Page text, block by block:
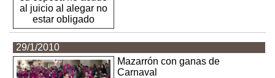
29/1/2010
Mazarrón con ganas de
Carnaval